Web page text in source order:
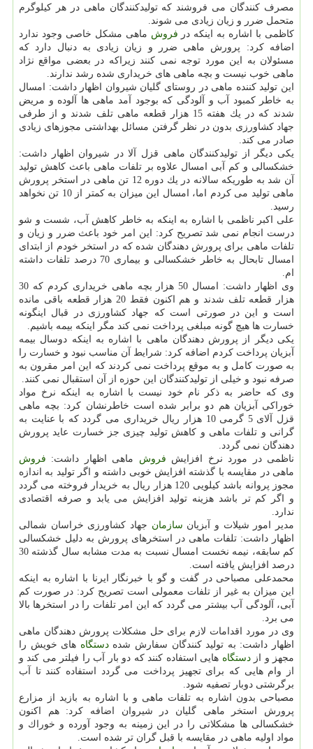
مصرف كنندگان می فروشند كه تولیدكنندگان ماهی در هر كیلوگرم
متحمل ضرر و زیان زیادی می شوند.
كاظمی با اشاره به اینكه در فروش ماهی مشكل خاصی وجود ندارد
اضافه كرد: پرورش ماهی ضرر و زیان زیادی به دنبال دارد كه
مسئولان به این مورد توجه نمی كنند زیراكه در بعضی مواقع نژاد
ماهی خوب نیست و بچه ماهی های خریداری شده رشد ندارند.
این تولید كننده ماهی در روستای گلیان شیروان اظهار داشت: امسال
به خاطر كمبود آب و آلودگی كه بوجود آمد ماهی ها آلوده و مریض
شدند كه در یك هفته 15 هزار قطعه ماهی تلف شدند و از طرفی
جهاد كشاورزی بدون در نظر گرفتن مسائل بهداشتی مجوزهای زیادی
صادر می كند.
یكی دیگر از تولیدكنندگان ماهی قزل آلا در شیروان اظهار داشت:
خشكسالی و كم آبی امسال علاوه بر تلفات ماهی باعث كاهش تولید
آن شد به طوریكه سالانه در یك دوره 12 تن ماهی در استخر پرورش
ماهی تولید می كردم اما، امسال این میزان به كمتر از 10 تن نخواهد
رسید.
علی اكبر ناظمی با اشاره به اینكه به خاطر كاهش آب، شست و شو
درست انجام نمی شد تصریح كرد: این امر خود باعث ضرر و زیان و
تلفات ماهی برای پرورش دهندگان شده كه در استخر خودم از ابتدای
امسال تابحال به خاطر خشكسالی و بیماری 70 درصد تلفات داشته
ام.
وی اظهار داشت: امسال 50 هزار بچه ماهی خریداری كردم كه 30
هزار قطعه تلف شدند و هم اكنون فقط 20 هزار قطعه باقی مانده
است و این در صورتی است كه جهاد كشاورزی در قبال اینگونه
خسارت ها هیچ گونه مبلغی پرداخت نمی كند مگر اینكه بیمه باشیم.
یكی دیگر از پرورش دهندگان ماهی با اشاره به اینكه دوسال بیمه
آبزیان پرداخت كردم اضافه كرد: شرایط آن مناسب نبود و خسارت را
به صورت كامل و به موقع پرداخت نمی كردند كه این امر مقرون به
صرفه نبود و خیلی از تولیدكنندگان این حوزه از آن استقبال نمی كنند.
وی كه حاضر به ذكر نام خود نیست با اشاره به اینكه نرخ مواد
خوراكی آبزیان هم دو برابر شده است خاطرنشان كرد: بچه ماهی
قزل آلای 5 گرمی 10 هزار ریال خریداری می گردد كه با عنایت به
گرانی و تلفات ماهی و كاهش تولید چیزی جز خسارت عاید پرورش
دهندگان نمی گردد.
ناظمی در مورد نرخ افزایش فروش ماهی اظهار داشت: فروش
ماهی در مقایسه با گذشته افزایش خوبی داشته و اگر تولید به اندازه
مجوز پروانه باشد كیلویی 120 هزار ریال به خریدار فروخته می گردد
و اگر كم تر باشد هزینه تولید افزایش می یابد و صرفه اقتصادی
ندارد.
مدیر امور شیلات و آبزیان سازمان جهاد كشاورزی خراسان شمالی
اظهار داشت: تلفات ماهی در استخرهای پرورش به دلیل خشكسالی
كم سابقه، نیمه نخست امسال نسبت به مدت مشابه سال گذشته 30
درصد افزایش یافته است.
محمدعلی مصباحی در گفت و گو با خبرنگار ایرنا با اشاره به اینكه
این میزان به غیر از تلفات معمولی است تصریح كرد: در صورت كم
آبی، آلودگی آب بیشتر می گردد كه این امر تلفات را در استخرها بالا
می برد.
وی در مورد اقدامات لازم برای حل مشكلات پرورش دهندگان ماهی
اظهار داشت: به تولید كنندگان سفارش شدهدستگاه های خویش را
مجهز و ازدستگاه هایی استفاده كنند كه دو بار آب را فیلتر می كند و
از وام هایی كه برای تجهیز پرداخت می گردد استفاده كنند تا آب
برگرشتی دوبار تصفیه شود.
مصباحی بدون اشاره به تلفات ماهی و با اشاره به بازید از مزارع
پرورش استخر ماهی گلیان در شیروان اضافه كرد: هم اكنون
خشكسالی ها مشكلاتی را در این زمینه به وجود آورده و خوراك و
مواد اولیه ماهی در مقایسه با قبل گران تر شده است.